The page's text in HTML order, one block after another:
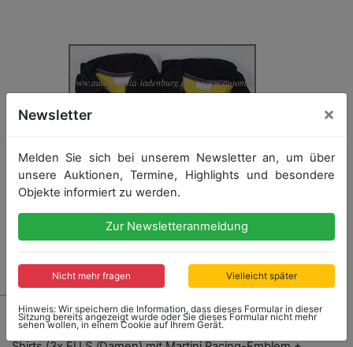
1697 - PORSCHE, MARTINI RACING
4tlg. Konvolut, darunter: 3x Porsche Martini Racing T-
Newsletter ×
Melden Sie sich bei unserem Newsletter an, um über
unsere Auktionen, Termine, Highlights und besondere
Objekte informiert zu werden.
Zur Newsletteranmeldung
Nicht mehr fragen Vielleicht später
Hinweis: Wir speichern die Information, dass dieses Formular in dieser
Sitzung bereits angezeigt wurde oder Sie dieses Formular nicht mehr
sehen wollen, in einem Cookie auf Ihrem Gerät.